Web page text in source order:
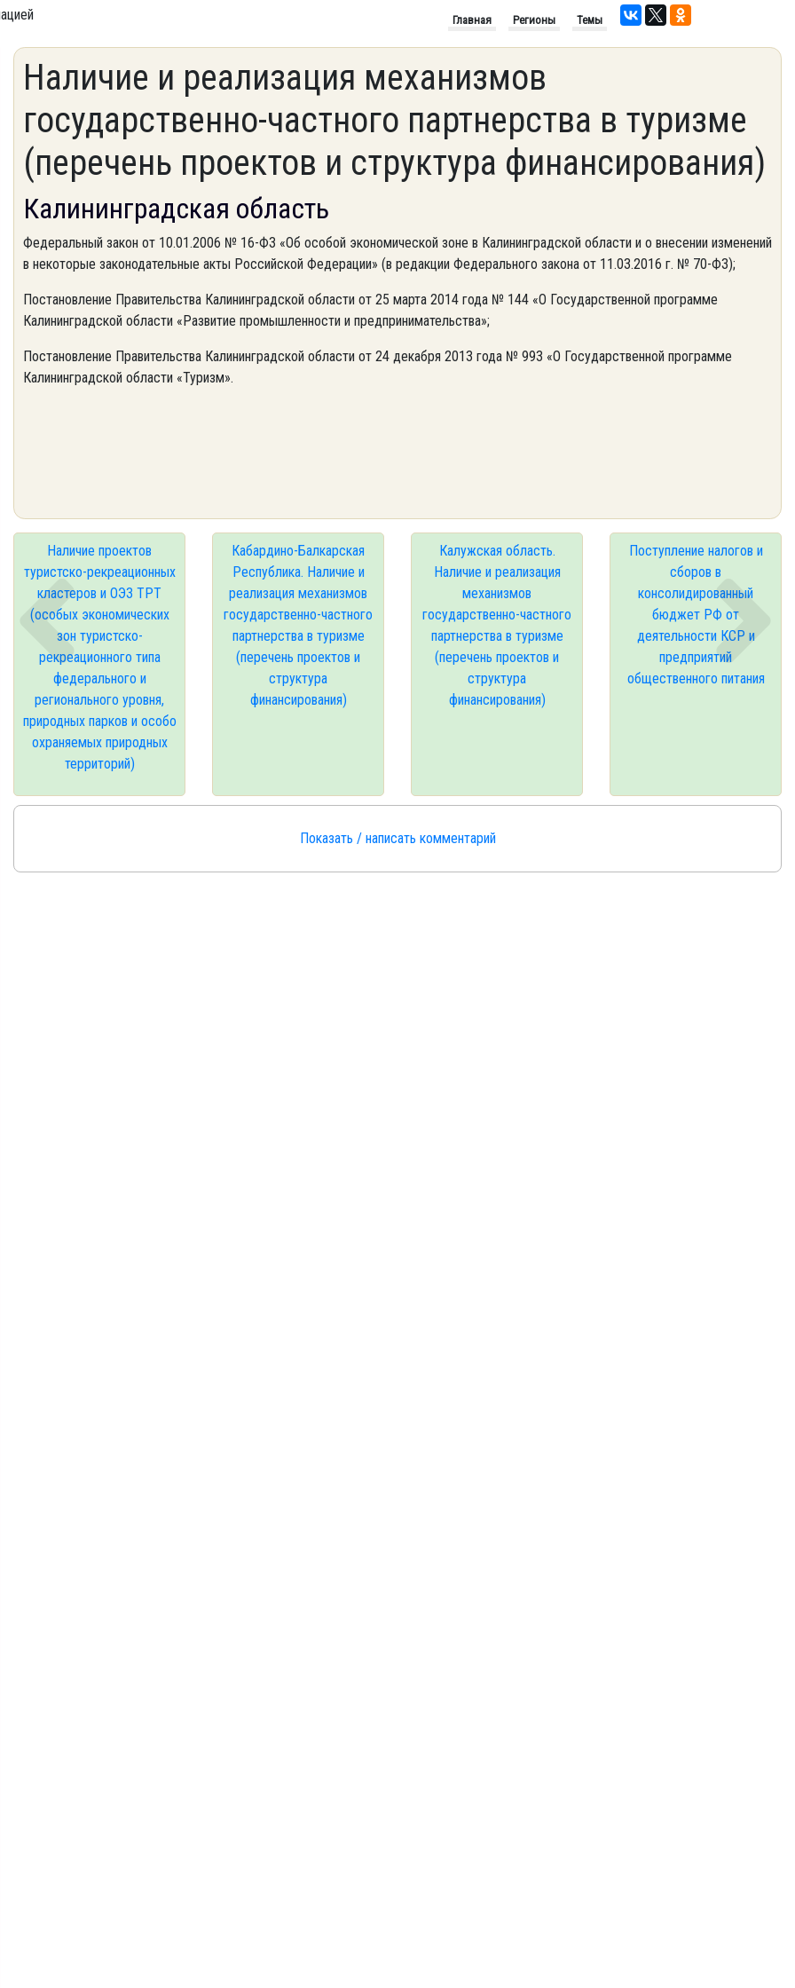
Главная Регионы Темы
Наличие и реализация механизмов
государственно-частного партнерства в туризме
(перечень проектов и структура финансирования)
Калининградская область
Федеральный закон от 10.01.2006 № 16-ФЗ «Об особой экономической зоне в Калининградской области и о внесении изменений
в некоторые законодательные акты Российской Федерации» (в редакции Федерального закона от 11.03.2016 г. № 70-ФЗ);
Постановление Правительства Калининградской области от 25 марта 2014 года № 144 «О Государственной программе
Калининградской области «Развитие промышленности и предпринимательства»;
Постановление Правительства Калининградской области от 24 декабря 2013 года № 993 «О Государственной программе
Калининградской области «Туризм».
Наличие проектов
туристско-рекреационных
кластеров и ОЭЗ ТРТ
(особых экономических
зон туристско-
рекреационного типа
федерального и
регионального уровня,
природных парков и особо
охраняемых природных
территорий)
Кабардино-Балкарская
Республика. Наличие и
реализация механизмов
государственно-частного
партнерства в туризме
(перечень проектов и
структура
финансирования)
Калужская область.
Наличие и реализация
механизмов
государственно-частного
партнерства в туризме
(перечень проектов и
структура
финансирования)
Поступление налогов и
сборов в
консолидированный
бюджет РФ от
деятельности КСР и
предприятий
общественного питания
Показать / написать комментарий